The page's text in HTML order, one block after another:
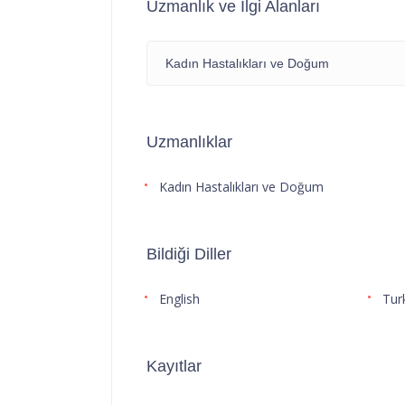
Uzmanlık ve İlgi Alanları
Kadın Hastalıkları ve Doğum
Uzmanlıklar
Kadın Hastalıkları ve Doğum
Bildiği Diller
English
Kayıtlar